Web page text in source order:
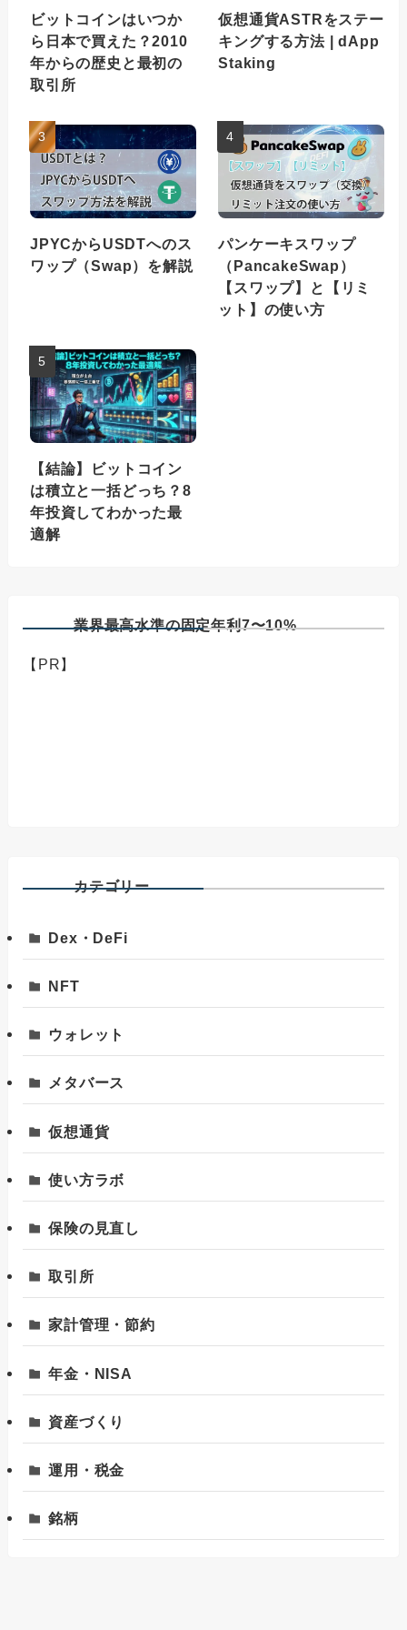
ビットコインはいつか
ら日本で買えた？2010
年からの歴史と最初の
取引所
仮想通貨ASTRをステー
キングする方法 | dApp
Staking
JPYCからUSDTへのス
ワップ（Swap）を解説
パンケーキスワップ
（PancakeSwap）
【スワップ】と【リミ
ット】の使い方
【結論】ビットコイン
は積立と一括どっち？8
年投資してわかった最
適解
業界最高水準の固定年利7〜10%
【PR】
カテゴリー
Dex・DeFi
NFT
ウォレット
メタバース
仮想通貨
使い方ラボ
保険の見直し
取引所
家計管理・節約
年金・NISA
資産づくり
運用・税金
銘柄